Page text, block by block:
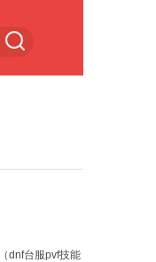
dnf台服pvf技能